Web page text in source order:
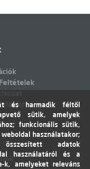
platform
és harmadik féltől
sütik, amelyek
funkcionális sütik,
használatakor;
összesített adatok
használatáról és a
k, amelyeket releváns